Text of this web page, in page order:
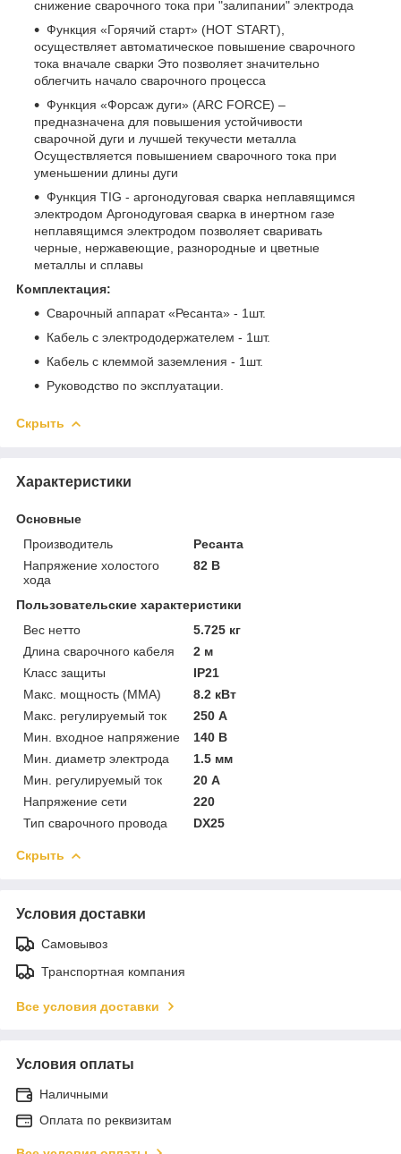
снижение сварочного тока при "залипании" электрода
Функция «Горячий старт» (HOT START),
осуществляет автоматическое повышение сварочного
тока вначале сварки Это позволяет значительно
облегчить начало сварочного процесса
Функция «Форсаж дуги» (ARC FORCE) –
предназначена для повышения устойчивости
сварочной дуги и лучшей текучести металла
Осуществляется повышением сварочного тока при
уменьшении длины дуги
Функция TIG - аргонодуговая сварка неплавящимся
электродом Аргонодуговая сварка в инертном газе
неплавящимся электродом позволяет сваривать
черные, нержавеющие, разнородные и цветные
металлы и сплавы
Комплектация:
Сварочный аппарат «Ресанта» - 1шт.
Кабель с электрододержателем - 1шт.
Кабель с клеммой заземления - 1шт.
Руководство по эксплуатации.
Скрыть
Характеристики
Основные
Производитель
Ресанта
Напряжение холостого
хода
82 В
Пользовательские характеристики
Вес нетто
5.725 кг
Длина сварочного кабеля
2 м
Класс защиты
IP21
Макс. мощность (MMA)
8.2 кВт
Макс. регулируемый ток
250 А
Мин. входное напряжение
140 В
Мин. диаметр электрода
1.5 мм
Мин. регулируемый ток
20 А
Напряжение сети
220
Тип сварочного провода
DX25
Скрыть
Условия доставки
Самовывоз
Транспортная компания
Все условия доставки
Условия оплаты
Наличными
Оплата по реквизитам